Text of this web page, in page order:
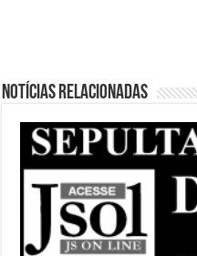
Notícias relacionadas